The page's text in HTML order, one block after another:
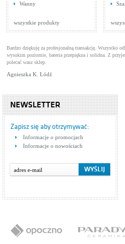
Wanny
wszystkie produkty
Bardzo dziękuję za profesjonalną transakcję. Wszystko
wysokim poziomie, bateria przepiękna i solidna. Z
polecać wasz sklep.
Agnieszka K. Łódź
NEWSLETTER
Zapisz się aby otrzymywać:
Informacje o promocjach
Informacje o nowościach